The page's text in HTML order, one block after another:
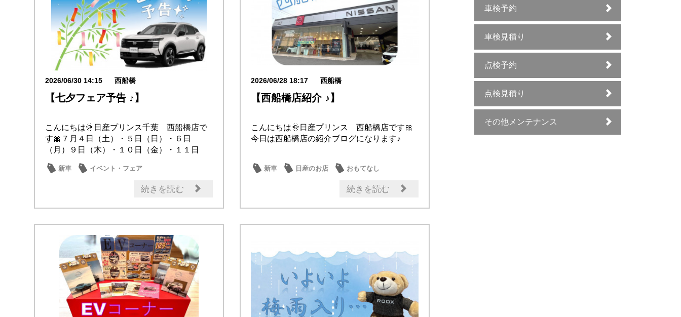
2026/06/30 14:15 西船橋
【七夕フェア予告 ♪】
こんにちは🌞日産プリンス千葉 西船橋店で
す🎀７月４日（土）・５日（日）・６日
（月）９日（木）・１０日（金）・１１日
新車
イベント・フェア
日産のお店
続きを読む
2026/06/28 18:17 西船橋
【西船橋店紹介 ♪】
こんにちは🌞日産プリンス 西船橋店です🎀
今日は西船橋店の紹介ブログになります♪
新車 日産のお店 おもてなし
続きを読む
車検予約
車検見積り
点検予約
点検見積り
その他メンテナンス